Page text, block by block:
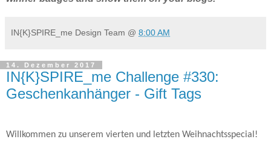
IN{K}SPIRE_me Design Team @ 8:00 AM
14. Dezember 2017
IN{K}SPIRE_me Challenge #330:
Geschenkanhänger - Gift Tags
Willkommen zu unserem vierten und letzten Weihnachtsspecial!